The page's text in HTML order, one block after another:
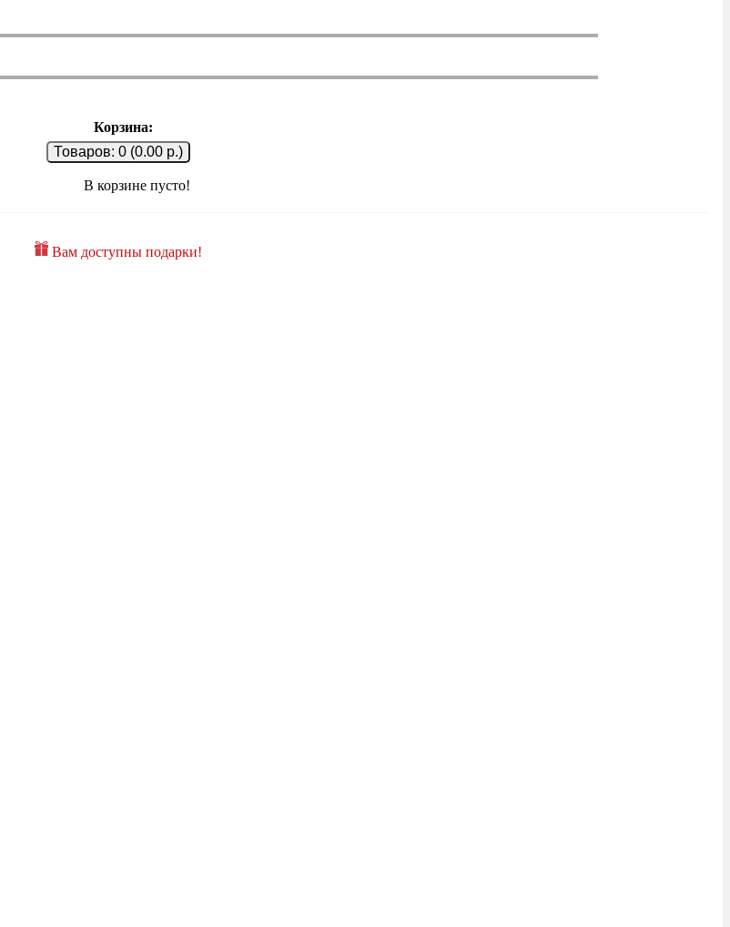
Корзина:
Товаров: 0 (0.00 р.)
В корзине пусто!
Вам доступны подарки!